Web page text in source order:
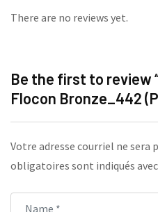
There are no reviews yet.
Be the first to review
Flocon Bronze_442
Votre adresse courriel ne sera
obligatoires sont indiqués avec